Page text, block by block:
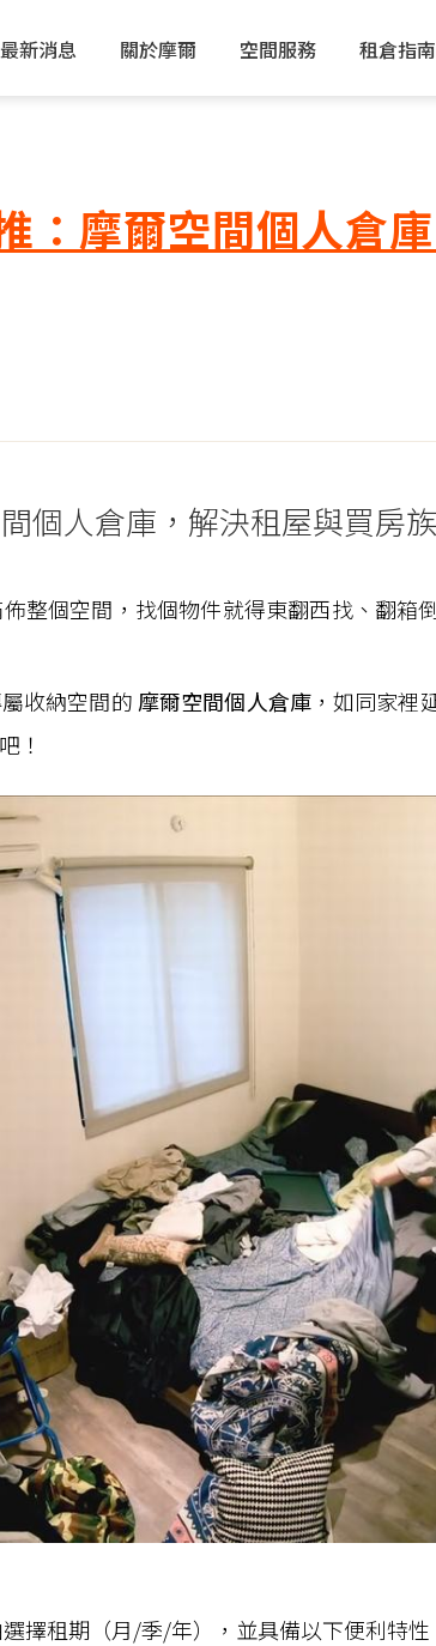
最新消息 關於摩爾 空間服務 租倉指南
：摩爾空間個人倉
個人倉庫，解決租屋與買房
整個空間，找個物件就得東翻西找、翻箱
收納空間的 摩爾空間個人倉庫，如同家裡
！
擇租期（月/季/年），並具備以下便利特性